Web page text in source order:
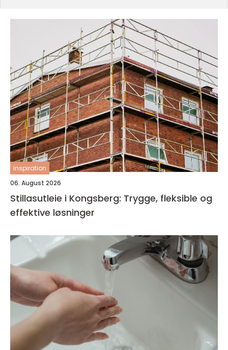
inspiration
06. August 2026
Stillasutleie i Kongsberg: Trygge, fleksible og
effektive løsninger